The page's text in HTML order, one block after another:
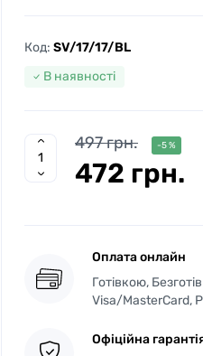
Код: SV/17/17/BL
В наявності
497 грн. -5 %
472 грн.
Оплата онлайн
Готівкою,
Visa/MasterCard,
Офіційна